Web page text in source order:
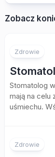
Zobacz
Zdrowie
Stomatolog
mają na celu
uśmiechu.
Zdrowie